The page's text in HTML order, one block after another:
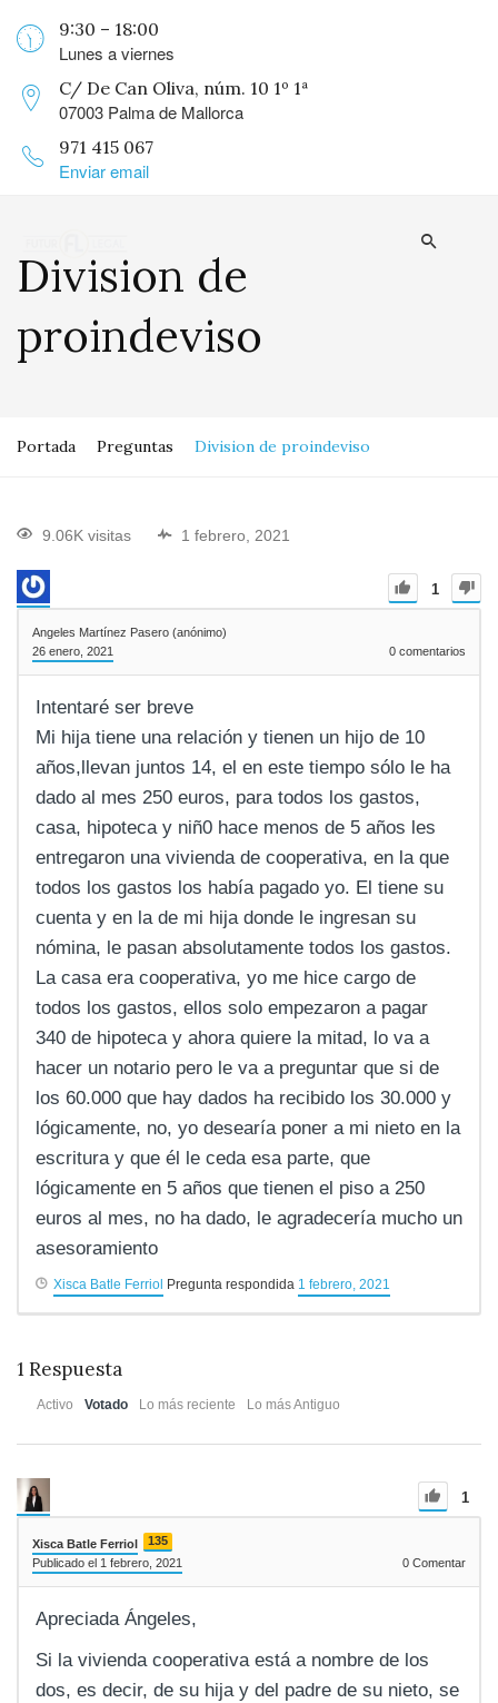
9:30 – 18:00
Lunes a viernes
C/ De Can Oliva, núm. 10 1º 1ª
07003 Palma de Mallorca
971 415 067
Enviar email
Division de
proindeviso
Portada Preguntas Division de proindeviso
9.06K visitas 1 febrero, 2021
1
Angeles Martínez Pasero (anónimo)
26 enero, 2021
0 comentarios
Intentaré ser breve
Mi hija tiene una relación y tienen un hijo de 10
años,llevan juntos 14, el en este tiempo sólo le ha
dado al mes 250 euros, para todos los gastos,
casa, hipoteca y niñ0 hace menos de 5 años les
entregaron una vivienda de cooperativa, en la que
todos los gastos los había pagado yo. El tiene su
cuenta y en la de mi hija donde le ingresan su
nómina, le pasan absolutamente todos los gastos.
La casa era cooperativa, yo me hice cargo de
todos los gastos, ellos solo empezaron a pagar
340 de hipoteca y ahora quiere la mitad, lo va a
hacer un notario pero le va a preguntar que si de
los 60.000 que hay dados ha recibido los 30.000 y
lógicamente, no, yo desearía poner a mi nieto en la
escritura y que él le ceda esa parte, que
lógicamente en 5 años que tienen el piso a 250
euros al mes, no ha dado, le agradecería mucho un
asesoramiento
Xisca Batle Ferriol Pregunta respondida 1 febrero, 2021
1 Respuesta
Activo Votado Lo más reciente Lo más Antiguo
1
Xisca Batle Ferriol
135
Publicado el 1 febrero, 2021
0 Comentar
Apreciada Ángeles,
Si la vivienda cooperativa está a nombre de los
dos, es decir, de su hija y del padre de su nieto, se